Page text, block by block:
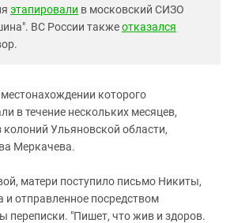
этапировали в московский СИЗО
ВС России такжеотказался
которого
в течение нескольких месяцев,
колоний Ульяновской области,
Меркачева.
матери поступило письмо Никиты,
и отправленное посредством
переписки. "Пишет, что жив и здоров.